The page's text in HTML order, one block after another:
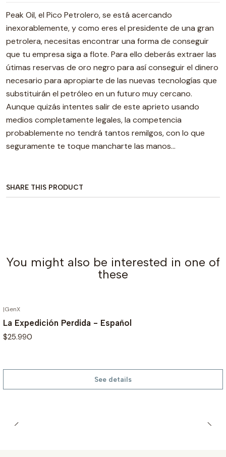
Peak Oil, el Pico Petrolero, se está acercando
inexorablemente, y como eres el presidente de una gran
petrolera, necesitas encontrar una forma de conseguir
que tu empresa siga a flote. Para ello deberás extraer las
útimas reservas de oro negro para así conseguir el dinero
necesario para apropiarte de las nuevas tecnologías que
substituirán el petróleo en un futuro muy cercano.
Aunque quizás intentes salir de este aprieto usando
medios completamente legales, la competencia
probablemente no tendrá tantos remilgos, con lo que
seguramente te toque mancharte las manos...
SHARE THIS PRODUCT
You might also be interested in one of
these
|GenX
La Expedición Perdida - Español
$25.990
See details